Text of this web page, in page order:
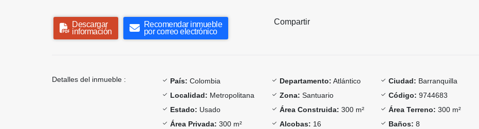
Descargar
información
Recomendar inmueble
por correo electrónico
Compartir
Detalles del inmueble : País: Colombia Departamento: Atlántico Ciudad: Barranquilla
Localidad: Metropolitana Zona: Santuario Código: 9744683
Estado: Usado Área Construida: 300 m² Área Terreno: 300 m²
Área Privada: 300 m² Alcobas: 16 Baños: 8